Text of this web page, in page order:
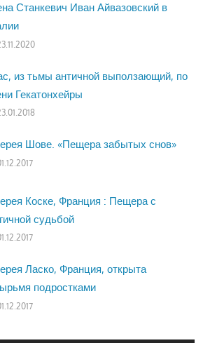
Станкевич Иван Айвазовский в
из тьмы античной выползающий, по
Гекатонхейры
Шове. «Пещера забытых снов»
Коске, Франция : Пещера с
судьбой
Ласко, Франция, открыта
подростками